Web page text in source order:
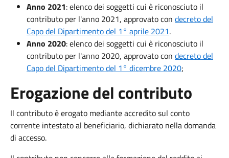
Anno 2021: elenco dei soggetti cui è riconosciuto il
contributo per l'anno 2021, approvato con decreto del
Capo del Dipartimento del 1° aprile 2021.
Anno 2020: elenco dei soggetti cui è riconosciuto il
contributo per l'anno 2020, approvato con decreto del
Capo del Dipartimento del 1° dicembre 2020;
Erogazione del contributo
Il contributo è erogato mediante accredito sul conto
corrente intestato al beneficiario, dichiarato nella domanda
di accesso.